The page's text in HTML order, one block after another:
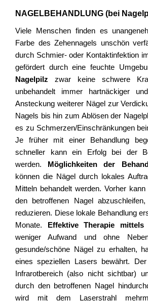
NAGELBEHANDLUNG (bei
Viele Menschen finden es
Farbe des Zehennagels unschön
durch Schmier- oder Kontaktinfektion
gefördert durch eine feuchte
Nagelpilz zwar keine schwere
unbehandelt immer hartnäckiger
Ansteckung weiterer Nägel zur
Nagels bis hin zum Ablösen der
es zu Schmerzen/Einschränkungen
Je früher mit einer Behandlung
schneller kann ein Erfolg bei der
werden. Möglichkeiten der
können die Nägel durch lokales
Mitteln behandelt werden. Vorher
den betroffenen Nagel
reduzieren. Diese lokale Behandlung
Monate. Effektive Therapie mittels
weniger Aufwand und ohne
gesunde/schöne Nägel zu erhalten,
eines speziellen Lasers bewährt.
Infrarotbereich (also nicht sichtbar)
durch den betroffenen Nagel
wird mit dem Laserstrahl